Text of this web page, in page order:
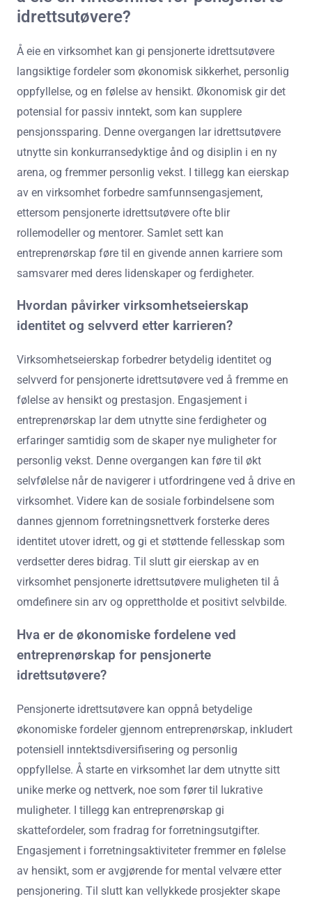
idrettsutøvere?
Å eie en virksomhet kan gi pensjonerte idrettsutøvere
langsiktige fordeler som økonomisk sikkerhet, personlig
oppfyllelse, og en følelse av hensikt. Økonomisk gir det
potensial for passiv inntekt, som kan supplere
pensjonssparing. Denne overgangen lar idrettsutøvere
utnytte sin konkurransedyktige ånd og disiplin i en ny
arena, og fremmer personlig vekst. I tillegg kan eierskap
av en virksomhet forbedre samfunnsengasjement,
ettersom pensjonerte idrettsutøvere ofte blir
rollemodeller og mentorer. Samlet sett kan
entreprenørskap føre til en givende annen karriere som
samsvarer med deres lidenskaper og ferdigheter.
Hvordan påvirker virksomhetseierskap
identitet og selvverd etter karrieren?
Virksomhetseierskap forbedrer betydelig identitet og
selvverd for pensjonerte idrettsutøvere ved å fremme en
følelse av hensikt og prestasjon. Engasjement i
entreprenørskap lar dem utnytte sine ferdigheter og
erfaringer samtidig som de skaper nye muligheter for
personlig vekst. Denne overgangen kan føre til økt
selvfølelse når de navigerer i utfordringene ved å drive en
virksomhet. Videre kan de sosiale forbindelsene som
dannes gjennom forretningsnettverk forsterke deres
identitet utover idrett, og gi et støttende fellesskap som
verdsetter deres bidrag. Til slutt gir eierskap av en
virksomhet pensjonerte idrettsutøvere muligheten til å
omdefinere sin arv og opprettholde et positivt selvbilde.
Hva er de økonomiske fordelene ved
entreprenørskap for pensjonerte
idrettsutøvere?
Pensjonerte idrettsutøvere kan oppnå betydelige
økonomiske fordeler gjennom entreprenørskap, inkludert
potensiell inntektsdiversifisering og personlig
oppfyllelse. Å starte en virksomhet lar dem utnytte sitt
unike merke og nettverk, noe som fører til lukrative
muligheter. I tillegg kan entreprenørskap gi
skattefordeler, som fradrag for forretningsutgifter.
Engasjement i forretningsaktiviteter fremmer en følelse
av hensikt, som er avgjørende for mental velvære etter
pensjonering. Til slutt kan vellykkede prosjekter skape